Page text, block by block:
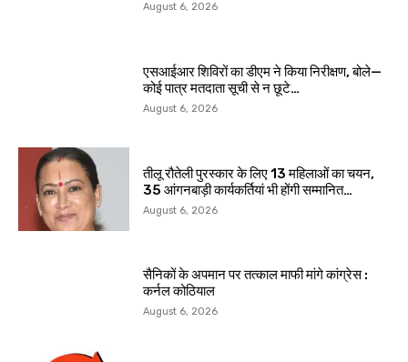
August 6, 2026
एसआईआर शिविरों का डीएम ने किया निरीक्षण, बोले—
कोई पात्र मतदाता सूची से न छूटे…
August 6, 2026
तीलू रौतेली पुरस्कार के लिए 13 महिलाओं का चयन,
35 आंगनबाड़ी कार्यकर्तियां भी होंगी सम्मानित…
August 6, 2026
सैनिकों के अपमान पर तत्काल माफी मांगे कांग्रेस :
कर्नल कोठियाल
August 6, 2026